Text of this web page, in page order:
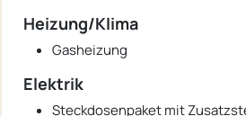
Heizung/Klima
Gasheizung
Elektrik
Steckdosenpaket mit